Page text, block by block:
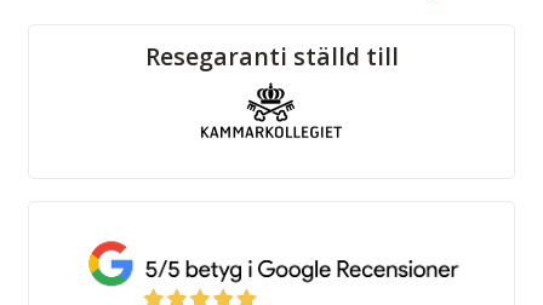
Sociala medierResegaranti ställd till